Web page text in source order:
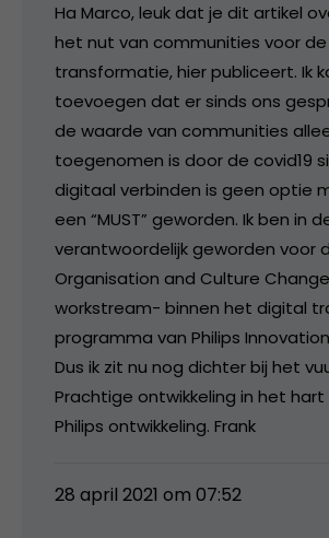
Ha Marco, leuk dat je dit artikel
het nut van communities voor
transformatie, hier publiceert. Ik
toevoegen dat er sinds ons
de waarde van communities
toegenomen is door de covid19
digitaal verbinden is geen optie
een “MUST” geworden. Ik ben in
verantwoordelijk geworden voor
Organisation and Culture Change
workstream- binnen het digital
programma van Philips
Dus ik zit nu nog dichter bij het
Prachtige ontwikkeling in het hart
Philips ontwikkeling. Frank
28 april 2021 om 07:52